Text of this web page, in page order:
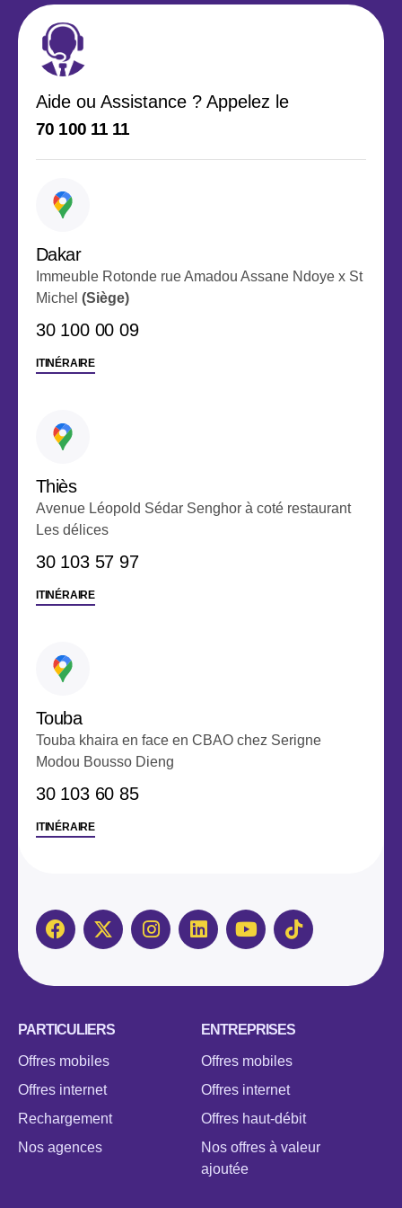
Aide ou Assistance ? Appelez le
70 100 11 11
Dakar
Immeuble Rotonde rue Amadou Assane Ndoye x St
Michel (Siège)
30 100 00 09
ITINÉRAIRE
Thiès
Avenue Léopold Sédar Senghor à coté restaurant
Les délices
‭30 103 57 97
ITINÉRAIRE
Touba
Touba khaira en face en CBAO chez Serigne
Modou Bousso Dieng
‭30 103 60 85‬
ITINÉRAIRE
PARTICULIERS
Offres mobiles
Offres internet
Rechargement
Nos agences
ENTREPRISES
Offres mobiles
Offres internet
Offres haut-débit
Nos offres à valeur
ajoutée